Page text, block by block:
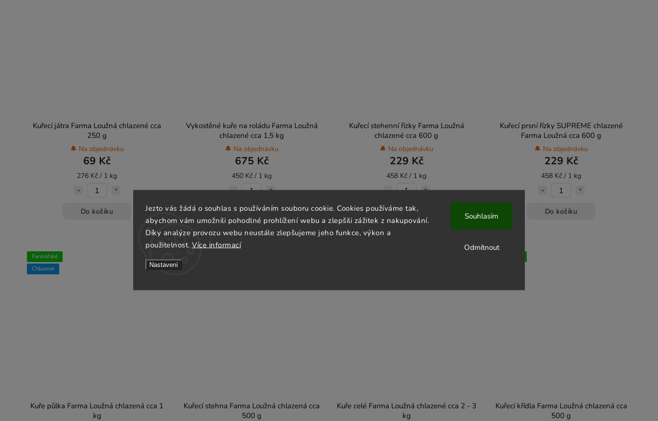
Jezto vás žádá o souhlas s používáním souboru cookie. Cookies používáme tak,
abychom vám umožnili pohodlné prohlížení webu a zlepšili zážitek z nakupování.
Díky analýze provozu webu neustále zlepšujeme jeho funkce, výkon a
použitelnost. Více informací
Nastavení
Odmítnout
Souhlasím
Kuřecí játra Farma Loužná chlazené cca
250 g
🔔 Na objednávku
69 Kč
276 Kč / 1 kg
Do košíku
Vykostěné kuře na roládu Farma Loužná
chlazené cca 1,5 kg
🔔 Na objednávku
675 Kč
450 Kč / 1 kg
Do košíku
Kuřecí stehenní řízky Farma Loužná
chlazené cca 600 g
🔔 Na objednávku
229 Kč
458 Kč / 1 kg
Do košíku
Kuřecí prsní řízky SUPREME chlazené
Farma Loužná cca 600 g
🔔 Na objednávku
229 Kč
458 Kč / 1 kg
Do košíku
Farmářské
Chlazené
Kuře půlka Farma Loužná chlazená cca 1
kg
Kuřecí stehna Farma Loužná chlazená cca
500 g
Kuře celé Farma Loužná chlazené cca 2 - 3
kg
Kuřecí křídla Farma Loužná chlazená cca
500 g